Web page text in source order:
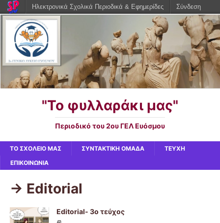
"Το φυλλαράκι μας"
Περιοδικό του 2ου ΓΕΛ Ευόσμου
ΤΟ ΣΧΟΛΕΙΟ ΜΑΣ ΣΥΝΤΑΚΤΙΚΗ ΟΜΑΔΑ
ΤΕΥΧΗ
ΕΠΙΚΟΙΝΩΝΙΑ
-> Editorial
Editorial- 3ο τεύχος
Ηλεκτρονικά Σχολικά Περιοδικά & Εφημερίδες Σύνδεση